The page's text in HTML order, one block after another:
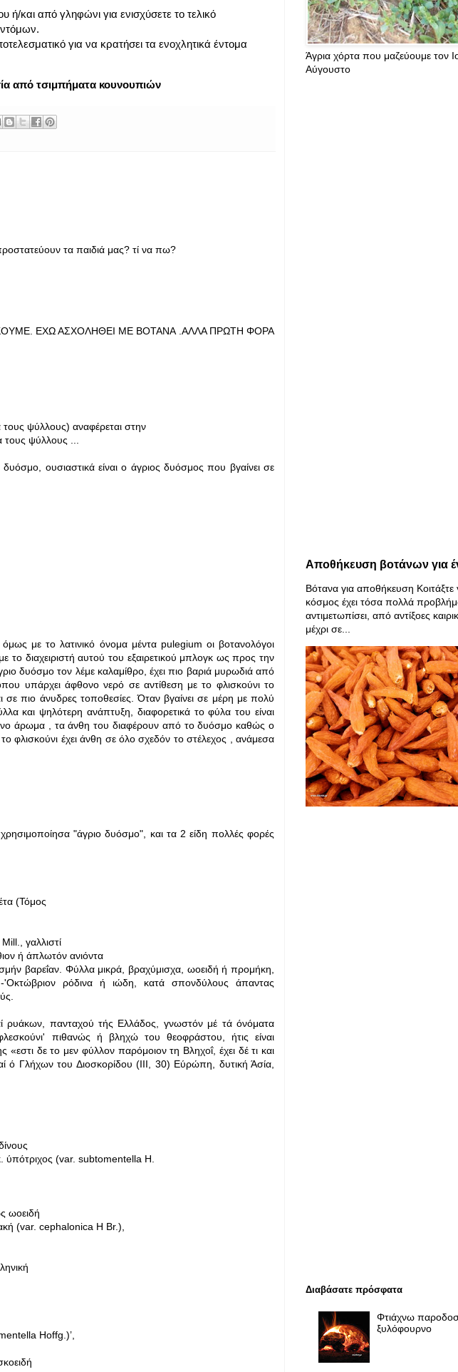
ή/και από γληφώνι για ενισχύσετε το τελικό
για να κρατήσει τα ενοχλητικά έντομα
από τσιμπήματα κουνουπιών
τα παιδιά μας? τί να πω?
ΕΧΩ ΑΣΧΟΛΗΘΕΙ ΜΕ ΒΟΤΑΝΑ .ΑΛΛΑ ΠΡΩΤΗ ΦΟΡΑ
τους ψύλλους) αναφέρεται στην
ψύλλους ...
ουσιαστικά είναι ο άγριος δυόσμος που βγαίνει σε
με το λατινικό όνομα μέντα pulegium οι βοτανολόγοι
διαχειριστή αυτού του εξαιρετικού μπλογκ ως προς την
δυόσμο τον λέμε καλαμίθρο, έχει πιο βαριά μυρωδιά από
υπάρχει άφθονο νερό σε αντίθεση με το φλισκούνι το
σε πιο άνυδρες τοποθεσίες. Όταν βγαίνει σε μέρη με πολύ
και ψηλότερη ανάπτυξη, διαφορετικά το φύλα του είναι
άρωμα , τα άνθη του διαφέρουν από το δυόσμο καθώς ο
φλισκούνι έχει άνθη σε όλο σχεδόν το στέλεχος , ανάμεσα
"άγριο δυόσμο", και τα 2 είδη πολλές φορές
(Τόμος
γαλλιστί
ή άπλωτόν ανιόντα
βαρεΐαν. Φύλλα μικρά, βραχύμισχα, ωοειδή ή προμήκη,
ρόδινα ή ιώδη, κατά σπονδύλους άπαντας
ρυάκων, πανταχού τής Ελλάδος, γνωστόν μέ τά όνόματα
πιθανώς ή βληχώ του θεοφράστου, ήτις είναι
δε το μεν φύλλον παρόμοιον τη Βληχοΐ, έχει δέ τι και
ό Γλήχων του Διοσκορίδου (III, 30) Εύρώπη, δυτική Άσία,
ύπότριχος (var. subtomentella Η.
ωοειδή
(var. cephalonica Η Br.),
Hoffg.)’,
Άγρια χόρτα που μαζεύουμε τον
Αύγουστο
Αποθήκευση βοτάνων για
Βότανα για αποθήκευση
κόσμος έχει τόσα πολλά
αντιμετωπίσει, από αντίξοες
μέχρι σε...
Διαβάσατε πρόσφατα
Φτιάχνω
ξυλόφουρνο